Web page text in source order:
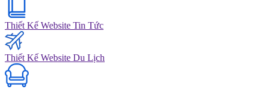
Thiết Kế Website Tin Tức
Thiết Kế Website Du Lịch